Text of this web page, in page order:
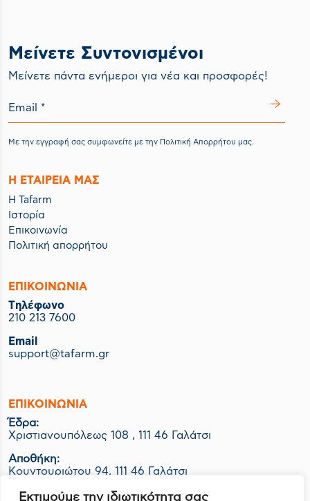
Εκτιμούμε την ιδιωτικότητα σας
Μείνετε Συντονισμένοι
Mείνετε πάντα ενήμεροι για νέα και προσφορές!
Με την εγγραφή σας συμφωνείτε με την Πολιτική Απορρήτου μας.
Η ΕΤΑΙΡΕΙΑ ΜΑΣ
Η Tafarm
Ιστορία
Επικοινωνία
Πολιτική απορρήτου
ΕΠΙΚΟΙΝΩΝΙΑ
Tηλέφωνο
210 213 7600
Email
support@tafarm.gr
ΕΠΙΚΟΙΝΩΝΊΑ
Έδρα:
Χριστιανουπόλεως 108 , 111 46 Γαλάτσι
Αποθήκη:
Κουντουριώτου 94, 111 46 Γαλάτσι
Εργοστάσιο-Logistics: